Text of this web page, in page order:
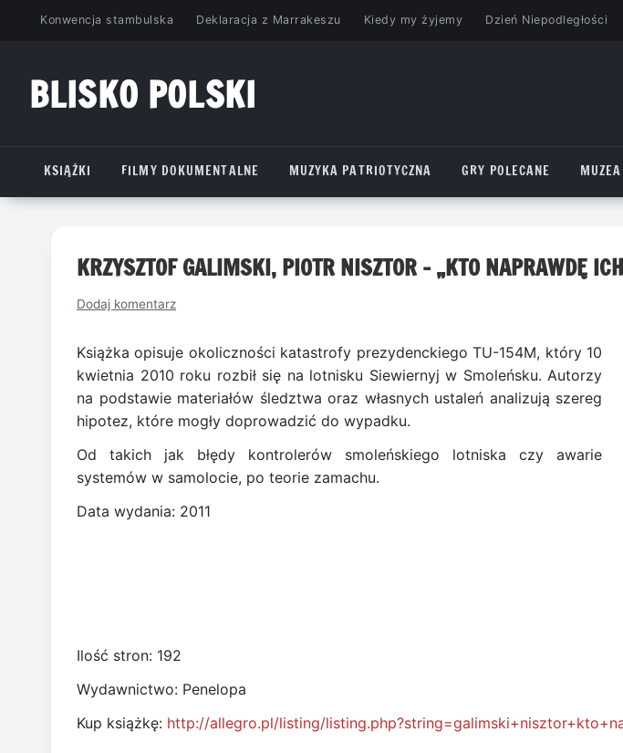
PrzejdźKonwencja stambulska Deklaracja z Marrakeszu Kiedy my żyjemy Dzień Niepodległości
BLISKO POLSKI
KSIĄŻKI
FILMY DOKUMENTALNE MUZYKA PATRIOTYCZNA GRY POLECANE MUZEA
KRZYSZTOF GALIMSKI, PIOTR NISZTOR – „KTO NAPRAWDĘ
Dodaj komentarz
Książka opisuje okoliczności katastrofy prezydenckiego TU-154M, który 10
kwietnia 2010 roku rozbił się na lotnisku Siewiernyj w Smoleńsku. Autorzy
na podstawie materiałów śledztwa oraz własnych ustaleń analizują szereg
hipotez, które mogły doprowadzić do wypadku.
Od takich jak błędy kontrolerów smoleńskiego lotniska czy awarie
systemów w samolocie, po teorie zamachu.
Data wydania: 2011
Ilość stron: 192
Wydawnictwo: Penelopa
Kup książkę: http://allegro.pl/listing/